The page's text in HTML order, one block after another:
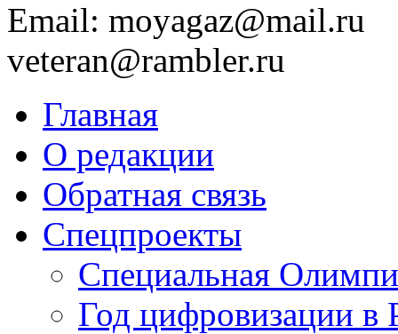
Email: moyagaz@mail.ru
veteran@rambler.ru
Главная
О редакции
Обратная связь
Спецпроекты
Специальная
Год цифровизации в